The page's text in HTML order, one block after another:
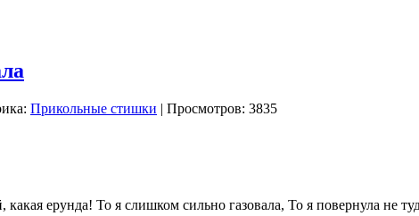
Прикольные стишки | Просмотров: 3835
какая ерунда! То я слишком сильно газовала, То я повернула